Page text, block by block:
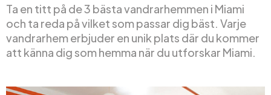
Ta en titt på de 3 bästa vandrarhemmen i Miami
och ta reda på vilket som passar dig bäst. Varje
vandrarhem erbjuder en unik plats där du kommer
att känna dig som hemma när du utforskar Miami.